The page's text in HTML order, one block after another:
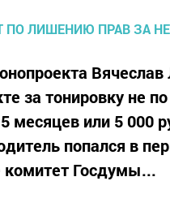
за тонировку не
месяцев или 5 000
попался в
Госдумы...